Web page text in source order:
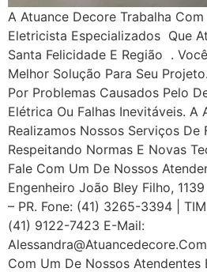
A Atuance Decore Trabalha
Eletricista Especializados Que
Santa Felicidade E Região .
Melhor Solução Para Seu
Por Problemas Causados Pelo
Elétrica Ou Falhas Inevitáveis. A
Realizamos Nossos Serviços De
Respeitando Normas E Novas
Fale Com Um De Nossos
Engenheiro João Bley Filho,
– PR. Fone: (41) 3265-3394 |
(41) 9122-7423 E-Mail:
Com Um De Nossos Atendentes